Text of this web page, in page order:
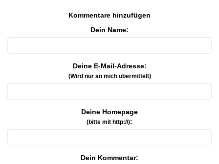
Kommentare hinzufügen
Dein Name:
Deine E-Mail-Adresse:
(Wird nur an mich übermittelt)
Deine Homepage
(bitte mit http://):
Dein Kommentar: